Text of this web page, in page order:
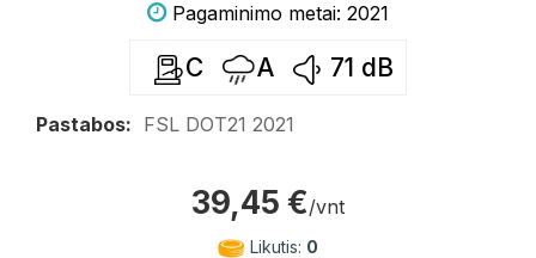
Pagaminimo metai: 2021
C A 71 dB
Pastabos: FSL DOT21 2021
39,45 €/vnt
Likutis: 0